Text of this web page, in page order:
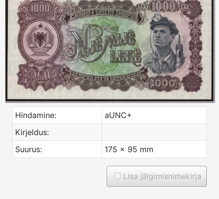
Hindamine:
aUNC+
Kirjeldus:
Suurus:
175 x 95 mm
Lisa jälgimisnimekirja